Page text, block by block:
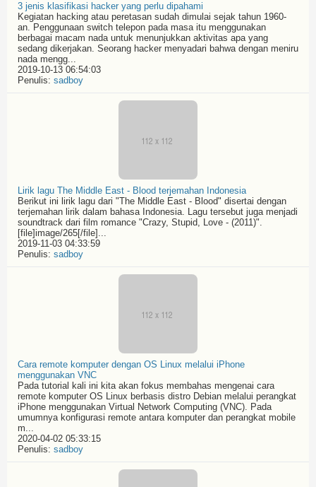
3 jenis klasifikasi hacker yang perlu dipahami
Kegiatan hacking atau peretasan sudah dimulai sejak tahun 1960-
an. Penggunaan switch telepon pada masa itu menggunakan
berbagai macam nada untuk menunjukkan aktivitas apa yang
sedang dikerjakan. Seorang hacker menyadari bahwa dengan meniru
nada mengg...
2019-10-13 06:54:03
Penulis: sadboy
Lirik lagu The Middle East - Blood terjemahan Indonesia
Berikut ini lirik lagu dari "The Middle East - Blood" disertai dengan
terjemahan lirik dalam bahasa Indonesia. Lagu tersebut juga menjadi
soundtrack dari film romance "Crazy, Stupid, Love - (2011)".
[file]image/265[/file]...
2019-11-03 04:33:59
Penulis: sadboy
Cara remote komputer dengan OS Linux melalui iPhone
menggunakan VNC
Pada tutorial kali ini kita akan fokus membahas mengenai cara
remote komputer OS Linux berbasis distro Debian melalui perangkat
iPhone menggunakan Virtual Network Computing (VNC). Pada
umumnya konfigurasi remote antara komputer dan perangkat mobile
m...
2020-04-02 05:33:15
Penulis: sadboy